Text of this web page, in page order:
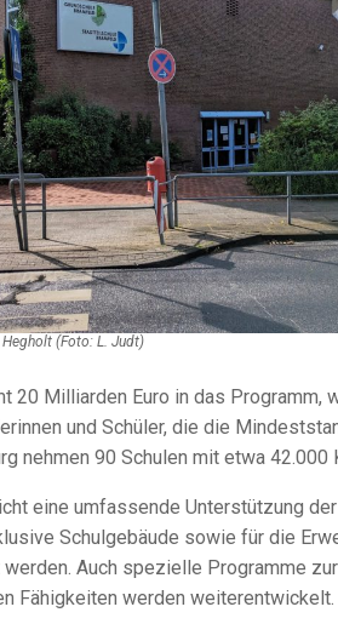
(Foto: L. Judt)
20 Milliarden Euro in das Programm,
und Schüler, die die
nehmen 90 Schulen mit etwa 42.000
eine umfassende Unterstützung
Schulgebäude sowie für die
Auch spezielle Programme
Fähigkeiten werden weiterentwickelt.